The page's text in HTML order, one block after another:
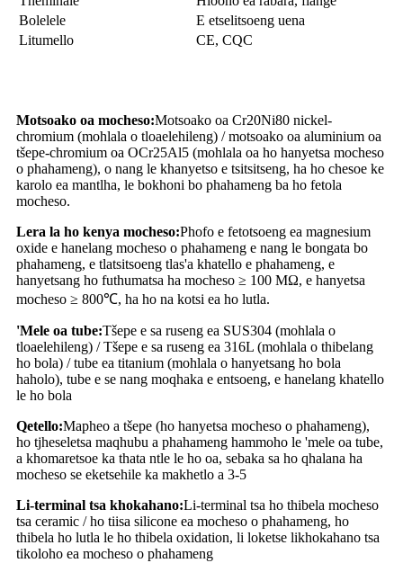
Bolelele
E etselitsoeng uena
Litumello
CE, CQC
Motsoako oa mocheso:Motsoako oa Cr20Ni80 nickel-
chromium (mohlala o tloaelehileng) / motsoako oa aluminium oa
tšepe-chromium oa OCr25Al5 (mohlala oa ho hanyetsa mocheso
o phahameng), o nang le khanyetso e tsitsitseng, ha ho chesoe ke
karolo ea mantlha, le bokhoni bo phahameng ba ho fetola
mocheso.
Lera la ho kenya mocheso:Phofo e fetotsoeng ea magnesium
oxide e hanelang mocheso o phahameng e nang le bongata bo
phahameng, e tlatsitsoeng tlas'a khatello e phahameng, e
hanyetsang ho futhumatsa ha mocheso ≥ 100 MΩ, e hanyetsa
mocheso ≥ 800℃, ha ho na kotsi ea ho lutla.
'Mele oa tube:Tšepe e sa ruseng ea SUS304 (mohlala o
tloaelehileng) / Tšepe e sa ruseng ea 316L (mohlala o thibelang
ho bola) / tube ea titanium (mohlala o hanyetsang ho bola
haholo), tube e se nang moqhaka e entsoeng, e hanelang khatello
le ho bola
Qetello:Mapheo a tšepe (ho hanyetsa mocheso o phahameng),
ho tjheseletsa maqhubu a phahameng hammoho le 'mele oa tube,
a khomaretsoe ka thata ntle le ho oa, sebaka sa ho qhalana ha
mocheso se eketsehile ka makhetlo a 3-5
Li-terminal tsa khokahano:Li-terminal tsa ho thibela mocheso
tsa ceramic / ho tiisa silicone ea mocheso o phahameng, ho
thibela ho lutla le ho thibela oxidation, li loketse likhokahano tsa
tikoloho ea mocheso o phahameng